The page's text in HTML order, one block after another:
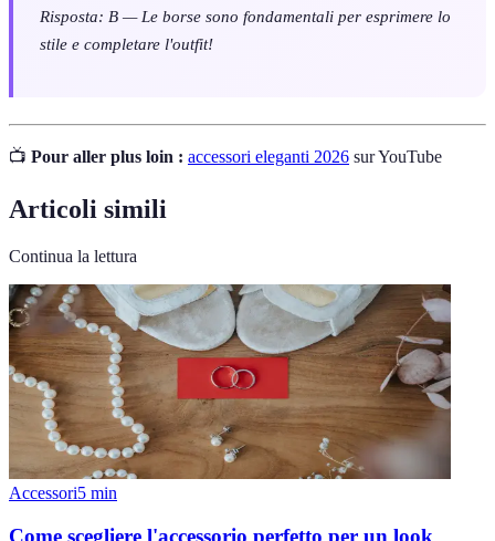
Risposta: B — Le borse sono fondamentali per esprimere lo
stile e completare l'outfit!
📺 Pour aller plus loin : accessori eleganti 2026 sur YouTube
Articoli simili
Continua la lettura
Accessori5 min
Come scegliere l'accessorio perfetto per un look